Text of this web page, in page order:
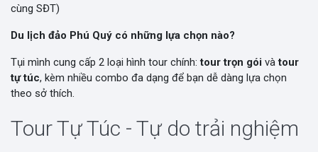
cùng SĐT)
Du lịch đảo Phú Quý có những lựa chọn nào?
Tụi mình cung cấp 2 loại hình tour chính:tour trọn gói vàtour
tự túc, kèm nhiều combo đa dạng để bạn dễ dàng lựa chọn
theo sở thích.
Tour Tự Túc - Tự do trải nghiệm